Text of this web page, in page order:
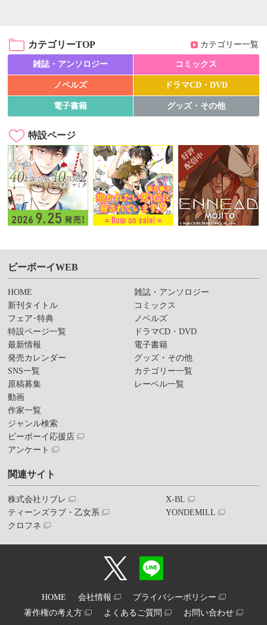
カテゴリーTOP カテゴリー一覧
雑誌・アンソロジー コミックス
ノベルズ ドラマCD・DVD
電子書籍 グッズ・その他
特設ページ
ビーボーイWEB
HOME
新刊タイトル
フェア･特典
特設ページ一覧
最新情報
発売カレンダー
SNS一覧
原稿募集
動画
作家一覧
ジャンル検索
ビーボーイ応援店
アンケート
雑誌・アンソロジー
コミックス
ノベルズ
ドラマCD・DVD
電子書籍
グッズ・その他
カテゴリー一覧
レーベル一覧
関連サイト
株式会社リブレ
ティーンズラブ・乙女系
クロフネ
X-BL
YONDEMILL
HOME 会社情報
プライバシーポリシー
著作権の考え方
よくあるご質問 お問い合わせ